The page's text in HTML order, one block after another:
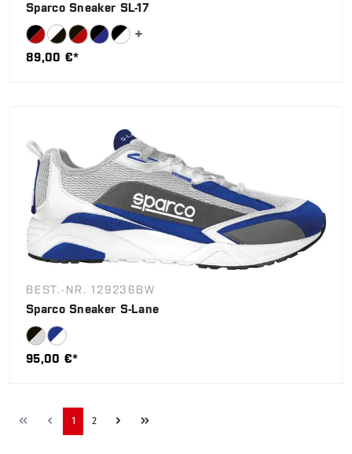
Sparco Sneaker SL-17
89,00 €*
BEST.-NR. 129236BW
Sparco Sneaker S-Lane
95,00 €*
1 2